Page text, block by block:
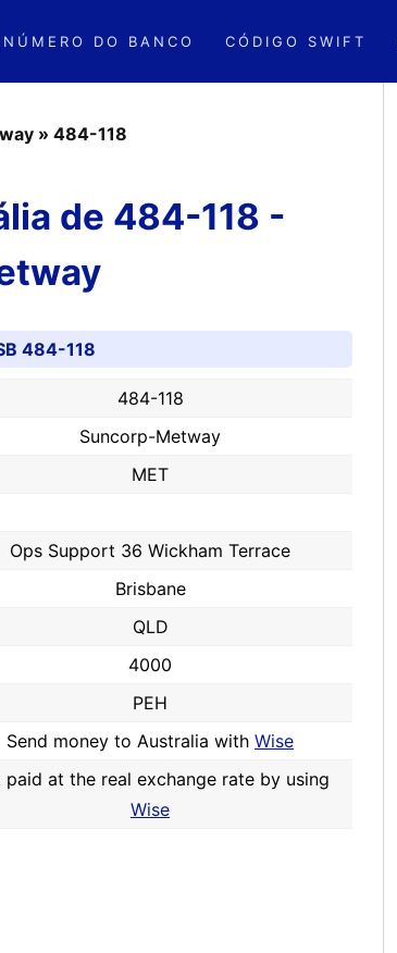
NÚMERO DO BANCO CÓDIGO SWIFT
» 484-118
de 484-118 -
484-118
484-118
Suncorp-Metway
MET
Ops Support 36 Wickham Terrace
Brisbane
QLD
4000
PEH
Send money to Australia with Wise
paid at the real exchange rate by using
Wise